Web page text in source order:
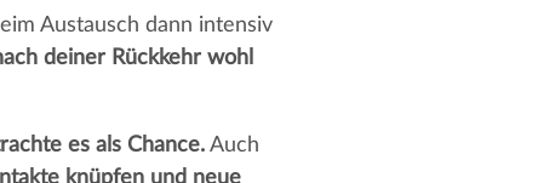
Austausch dann intensiv
deiner Rückkehr wohl
es als Chance.Auch
knüpfen und neue